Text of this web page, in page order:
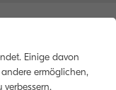
Einige davon
ermöglichen,
verbessern.